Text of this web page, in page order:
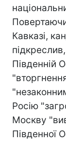
Кавказі,
Південній
Росію
Москву
Південної